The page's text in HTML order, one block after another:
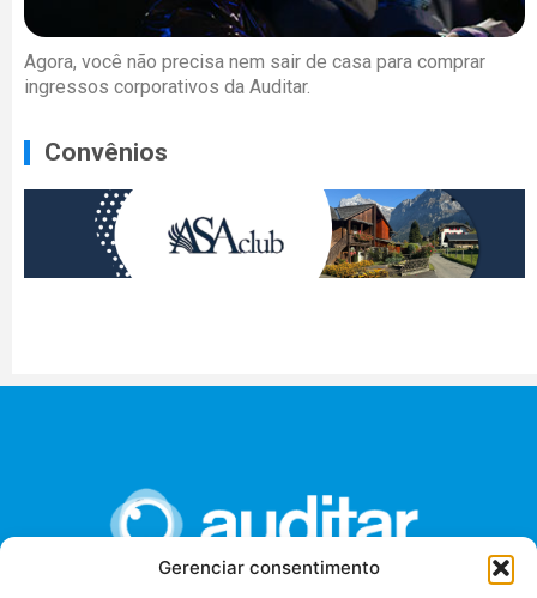
Gerenciar consentimento
Agora, você não precisa nem sair de casa para comprar
ingressos corporativos da Auditar.
Convênios